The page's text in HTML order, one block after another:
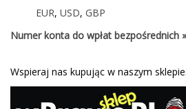
EUR, USD, GBP
Numer konta do wpłat bezpośrednich »
Wspieraj nas kupując w naszym sklepie.